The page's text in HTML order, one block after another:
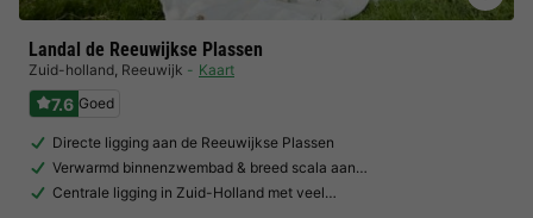
Landal de Reeuwijkse Plassen
Zuid-holland, Reeuwijk Kaart
7.6 Goed
Directe ligging aan de Reeuwijkse Plassen
Verwarmd binnenzwembad & breed scala aan…
Centrale ligging in Zuid-Holland met veel…